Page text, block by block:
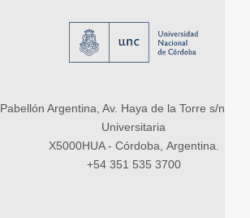
Pabellón Argentina, Av. Haya de la Torre s/n,
Universitaria
X5000HUA - Córdoba, Argentina.
+54 351 535 3700